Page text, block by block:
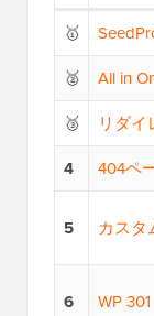
🥇
🥈
All in
🥉
リダイ
4
404ペ
5 カスタ
6 WP